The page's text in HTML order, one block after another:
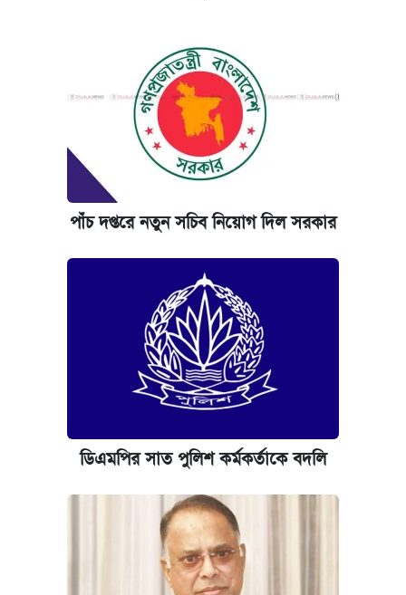
পাঁচ দপ্তরে নতুন সচিব নিয়োগ দিল সরকার
ডিএমপির সাত পুলিশ কর্মকর্তাকে বদলি